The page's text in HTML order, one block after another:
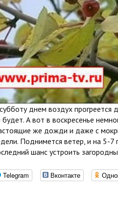
днем воздух
будет. А вот в воскресенье
же дожди и даже с
Поднимется ветер, и на 5-7
шанс устроить
Telegram Вконтакте